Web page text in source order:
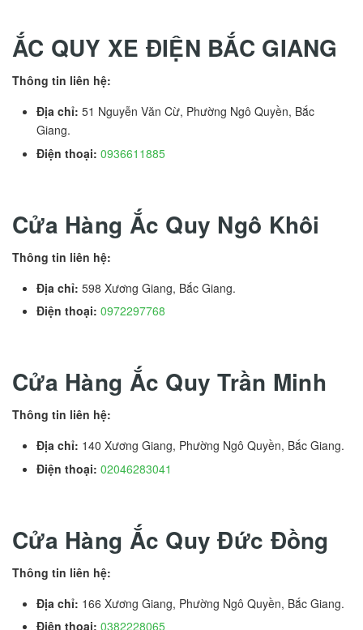
ẮC QUY XE ĐIỆN BẮC GIANG
Thông tin liên hệ:
Địa chỉ: 51 Nguyễn Văn Cừ, Phường Ngô Quyền, Bắc
Giang.
Điện thoại: 0936611885
Cửa Hàng Ắc Quy Ngô Khôi
Thông tin liên hệ:
Địa chỉ: 598 Xương Giang, Bắc Giang.
Điện thoại: 0972297768
Cửa Hàng Ắc Quy Trần Minh
Thông tin liên hệ:
Địa chỉ: 140 Xương Giang, Phường Ngô Quyền, Bắc Giang.
Điện thoại: 02046283041
Cửa Hàng Ắc Quy Đức Đồng
Thông tin liên hệ:
Địa chỉ: 166 Xương Giang, Phường Ngô Quyền, Bắc Giang.
Điện thoại: 0382228065